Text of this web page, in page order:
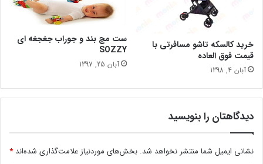
خرید کالسکه تاشو مسافرتی با
قیمت فوق العاده
آبان 4, 1398
ست مچ بند و جوراب جغجغه ای
SOZZY
آبان 25, 1397
دیدگاهتان را بنویسید
نشانی ایمیل شما منتشر نخواهد شد. بخش‌های موردنیاز علامت‌گذاری شده‌اند *